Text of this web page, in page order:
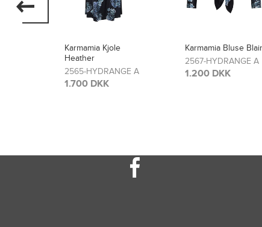
Karmamia Bluse Blair
2567-HYDRANGE A
1.200 DKK
Karmamia Bukser
Lou
2566-HYDRANGE A